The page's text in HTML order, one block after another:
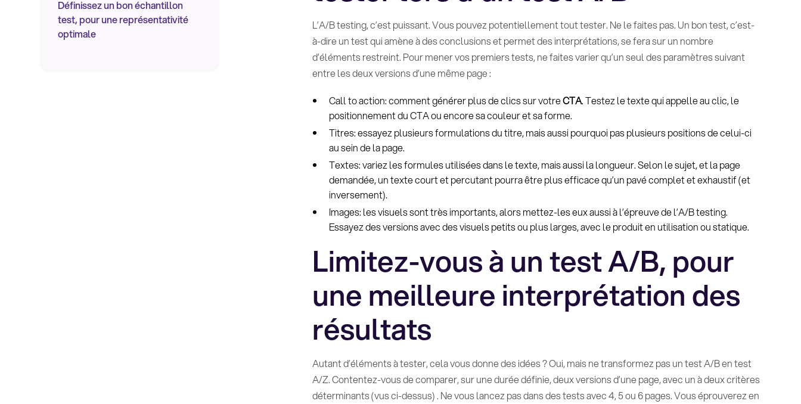
Définissez un bon échantillon
test, pour une représentativité
optimale
L’A/B testing, c’est puissant. Vous pouvez potentiellement tout tester. Ne le faites pas. Un bon test, c’est-
à-dire un test qui amène à des conclusions et permet des interprétations, se fera sur un nombre
d’éléments restreint. Pour mener vos premiers tests, ne faites varier qu’un seul des paramètres suivant
entre les deux versions d’une même page :
Call to action: comment générer plus de clics sur votreCTA. Testez le texte qui appelle au clic, le
positionnement du CTA ou encore sa couleur et sa forme.
Titres: essayez plusieurs formulations du titre, mais aussi pourquoi pas plusieurs positions de celui-ci
au sein de la page.
Textes: variez les formules utilisées dans le texte, mais aussi la longueur. Selon le sujet, et la page
demandée, un texte court et percutant pourra être plus efficace qu’un pavé complet et exhaustif (et
inversement).
Images: les visuels sont très importants, alors mettez-les eux aussi à l’épreuve de l’A/B testing.
Essayez des versions avec des visuels petits ou plus larges, avec le produit en utilisation ou statique.
Limitez-vous à un test A/B, pour
une meilleure interprétation des
résultats
Autant d’éléments à tester, cela vous donne des idées ? Oui, mais ne transformez pas un test A/B en test
A/Z. Contentez-vous de comparer, sur une durée définie, deux versions d’une page, avec un à deux critères
déterminants (vus ci-dessus) . Ne vous lancez pas dans des tests avec 4, 5 ou 6 pages. Vous éprouverez en